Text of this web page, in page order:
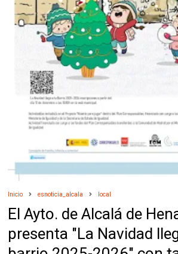
Inicio esnoticia_alcala local
El Ayto. de Alcalá de
presenta "La Navidad